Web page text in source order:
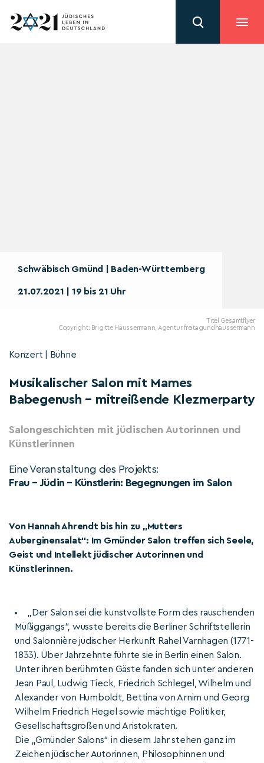
Schwäbisch Gmünd | Baden-Württemberg
21.07.2021 | 19 bis 21 Uhr
Titel Gesamtflyer
Copyright: Brigitte Häussermann, Agentur freitagundhäussermann
Konzert | Bühne
Musikalischer Salon mit Mames
Babegenush – mitreißende Klezmerparty
Salongeschichten mit jüdischen Autorinnen und
Künstlerinnen
Eine Veranstaltung des Projekts:
Frau – Jüdin – Künstlerin: Begegnungen im Salon
Von Hannah Ahrendt bis hin zu „Mutters
Auberginensalat“: Im Gmünder Salon treffen sich Seele,
Geist und Intellekt jüdischer Autorinnen und
Künstlerinnen.
„Der Salon sei die kunstvollste Form des rauschenden
Müßiggangs“, wusste bereits die Berliner Schriftstellerin
und Salonnière jüdischer Herkunft Rahel Varnhagen (1771-
1833). Über Jahrzehnte führte sie in Berlin einen Salon.
Unter ihren berühmten Gäste fanden sich unter anderen
Jean Paul, Ludwig Tieck, Friedrich Schlegel, Wilhelm und
Alexander von Humboldt, Bettina von Arnim und Georg
Wilhelm Friedrich Hegel sowie mächtige Politiker,
Gesellschaftsgrößen und Aristokraten.
Die „Gmünder Salons“ in diesem Jahr stehen ganz im
Zeichen jüdischer Autorinnen, Philosophinnen und